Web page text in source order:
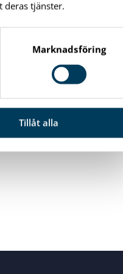
tjänster.
Marknadsföring
Tillåt alla